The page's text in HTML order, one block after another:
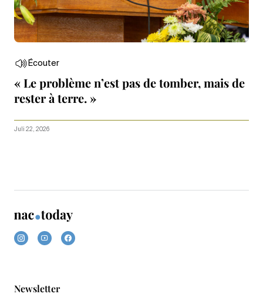
Écouter
« Le problème n’est pas de tomber, mais de
rester à terre. »
Juli 22, 2026
Newsletter